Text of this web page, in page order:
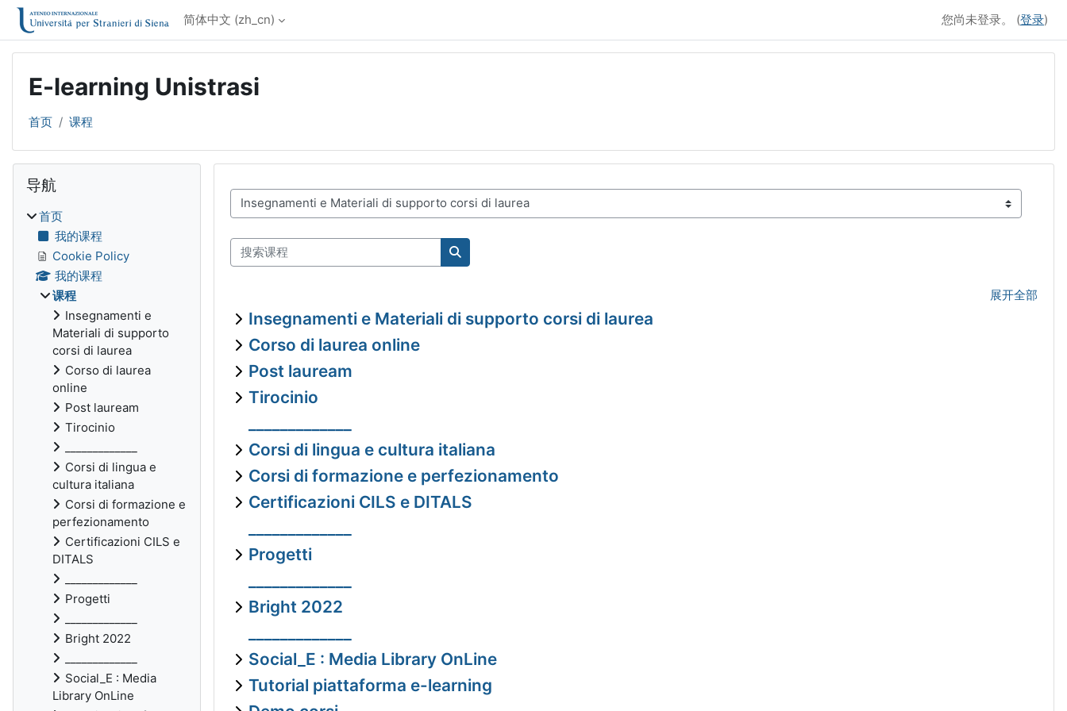
跳到主要内容
简体中文 ‎(zh_cn)‎ 您尚未登录。 (登录)
E-learning Unistrasi
首页 课程
课程类别
搜索课程
搜索课程
展开全部
Insegnamenti e Materiali di supporto corsi di laurea
Corso di laurea online
Post lauream
Tirocinio
Corsi di lingua e cultura italiana
Corsi di formazione e perfezionamento
Certificazioni CILS e DITALS
Progetti
Bright 2022
Social_E : Media Library OnLine
Tutorial piattaforma e-learning
版块
导航
首页
我的课程
Cookie Policy
我的课程
课程
Insegnamenti e
Materiali di supporto
corsi di laurea
Corso di laurea
online
Post lauream
Tirocinio
Corsi di lingua e
cultura italiana
Corsi di formazione e
perfezionamento
Certificazioni CILS e
DITALS
Progetti
Bright 2022
Social_E : Media
Library OnLine